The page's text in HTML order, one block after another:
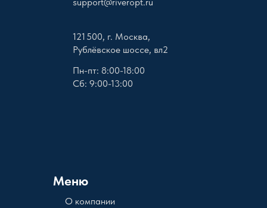
Меню
121 500, г. Москва,
Рублёвское шоссе, вл2
О компании
Пн-пт: 8:00-18:00
Сб: 9:00-13:00